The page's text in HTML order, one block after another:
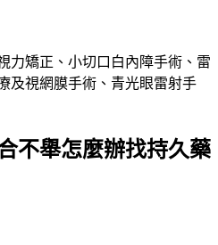
力矯正、小切口白內障手術、雷
及視網膜手術、青光眼雷射手
不舉怎麼辦找持久藥